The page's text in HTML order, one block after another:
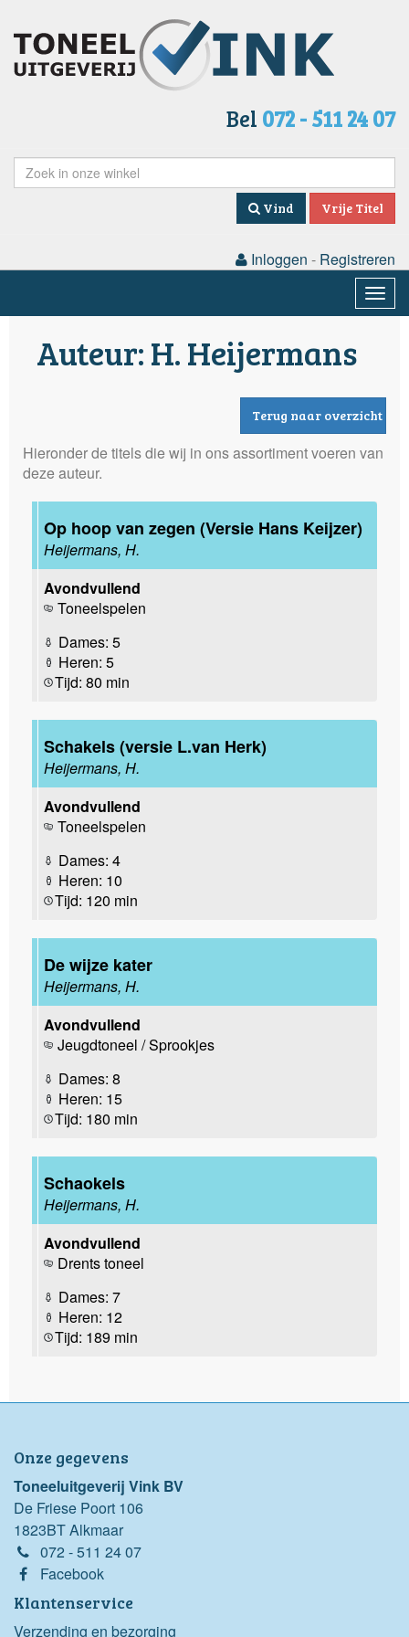
Bel 072 - 511 24 07
Vind Vrije Titel
Inloggen - Registreren
Auteur: H. Heijermans
Terug naar overzicht
Hieronder de titels die wij in ons assortiment voeren van
deze auteur.
Op hoop van zegen (Versie Hans Keijzer)
Heijermans, H.
Avondvullend
Toneelspelen
Dames: 5
Heren: 5
Tijd: 80 min
Schakels (versie L.van Herk)
Heijermans, H.
Avondvullend
Toneelspelen
Dames: 4
Heren: 10
Tijd: 120 min
De wijze kater
Heijermans, H.
Avondvullend
Jeugdtoneel / Sprookjes
Dames: 8
Heren: 15
Tijd: 180 min
Schaokels
Heijermans, H.
Avondvullend
Drents toneel
Dames: 7
Heren: 12
Tijd: 189 min
Onze gegevens
Toneeluitgeverij Vink BV
De Friese Poort 106
1823BT Alkmaar
072 - 511 24 07
Facebook
Klantenservice
Verzending en bezorging